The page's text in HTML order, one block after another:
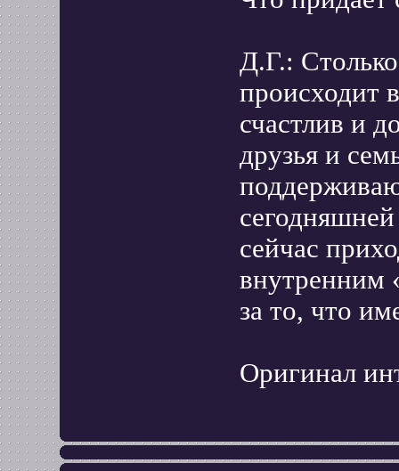
Д.Г.:
происходит
счастлив и
друзья и
сейчас
внутренним
за то, что
Оригинал